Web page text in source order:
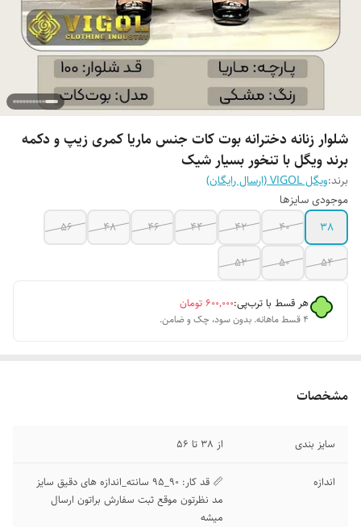
شلوار زنانه دخترانه بوت کات جنس ماریا کمری زیپ و دکمه
برند ویگل با تنخور بسیار شیک
برند:ویگل VIGOL (ارسال رایگان)
موجودی سایزها
38
40
42
44
46
48
56
54
50
52
هر قسط با ترب‌پی:۶۰۰٬۰۰۰ تومان
۴ قسط ماهانه. بدون سود، چک و ضامن.
مشخصات
سایز بندی از 38 تا 56
اندازه
📏 قد کار: 90_95 سانته_اندازه های دقیق سایز
مد نظرتون موقع ثبت سفارش براتون ارسال
میشه